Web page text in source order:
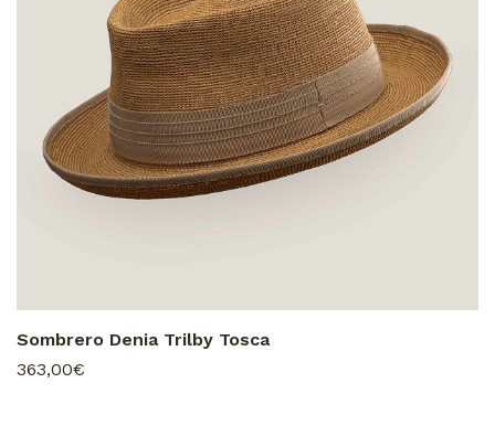
Sombrero Denia Trilby Tosca
363,00€